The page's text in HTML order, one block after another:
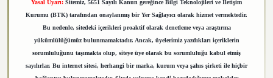
Yasal Uyarı: Sitemiz, 5651 Sayılı Kanun gereğince Bilgi Teknolojileri ve İletişim
Kurumu (BTK) tarafından onaylanmış bir Yer Sağlayıcı olarak hizmet vermektedir.
Bu nedenle, sitedeki içerikleri proaktif olarak denetleme veya araştırma
yükümlülüğümüz bulunmamaktadır. Ancak, üyelerimiz yazdıkları içeriklerin
sorumluluğunu taşımakta olup, siteye üye olarak bu sorumluluğu kabul etmiş
sayılırlar. Bu internet sitesi, herhangi bir marka, kurum veya şahıs şirketi ile hiçbir